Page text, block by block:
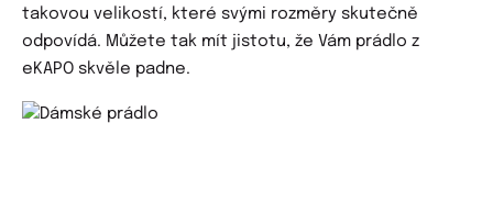
takovou velikostí, které svými rozměry skutečně
odpovídá. Můžete tak mít jistotu, že Vám prádlo z
eKAPO skvěle padne.